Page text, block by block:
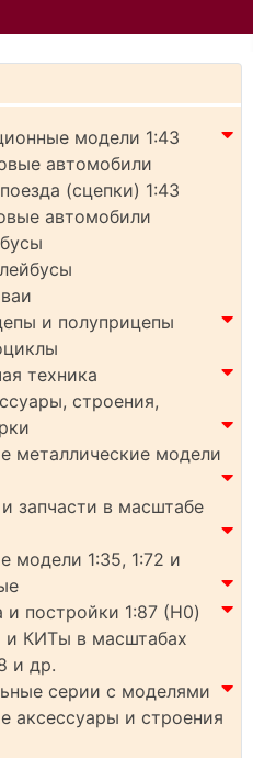
модели 1:43
автомобили
(сцепки) 1:43
автомобили
и полуприцепы
техника
строения,
металлические модели
запчасти в масштабе
модели 1:35, 1:72 и
и постройки 1:87 (H0)
и КИТы в масштабах
и др.
серии с моделями
аксессуары и строения